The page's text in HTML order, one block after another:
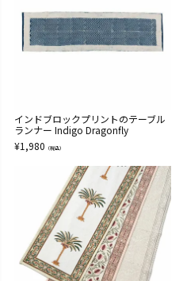
インドブロックプリントのテーブル
ランナー Indigo Dragonfly
¥1,980 （税込）